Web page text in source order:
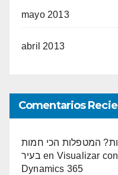
mayo 2013
abril 2013
Comentarios
המטפלות הכי חמות
בעיר en Visualizar
Dynamics 365